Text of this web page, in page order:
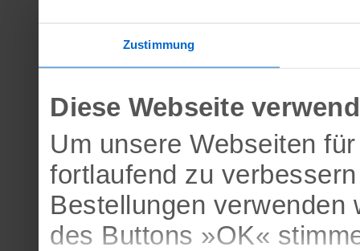
Zustimmung
Diese Webseite
Um unsere Webseiten
fortlaufend zu
Bestellungen
des Buttons »OK«